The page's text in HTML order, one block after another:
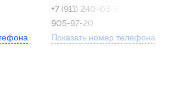
(921)
+7 (911) 240-03-56, +7 (921)
905-97-20
Показать номер телефона